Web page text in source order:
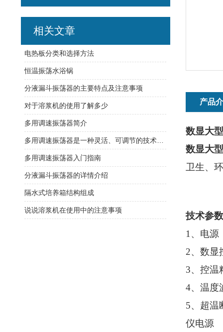
产品
数显大
数显大
卫生、
技术参
1 、电源
2、数显
3、控温
4、温度
5、超温
仪电源
相关文章
电热板分类和选择方法
恒温振荡水浴锅
分液漏斗振荡器的主要特点及注意事项
对于溶浆机的使用了解多少
多用调速振荡器简介
多用调速振荡器入门指南
分液漏斗振荡器的详情介绍
隔水式培养箱结构组成
说说溶浆机在使用中的注意事项